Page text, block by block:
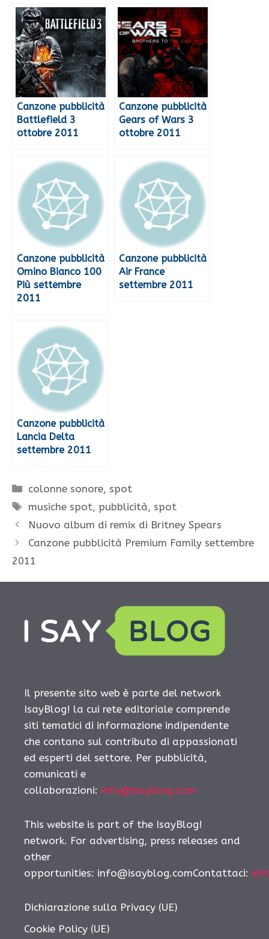
Canzone pubblicità
Battlefield 3
ottobre 2011
Canzone pubblicità
Gears of Wars 3
ottobre 2011
Canzone pubblicità
Omino Bianco 100
Più settembre
2011
Canzone pubblicità
Air France
settembre 2011
Canzone pubblicità
Lancia Delta
settembre 2011
Categorie
colonne sonore,spot
Tag
musiche spot, pubblicità,spot
Nuovo album di remix di Britney Spears
Canzone pubblicità Premium Family settembre
2011
Il presente sito web è parte del network
IsayBlog! la cui rete editoriale comprende
siti tematici di informazione indipendente
che contano sul contributo di appassionati
ed esperti del settore. Per pubblicità,
comunicati e
collaborazioni: info@isayblog.com
This website is part of the IsayBlog!
network. For advertising, press releases and
other
opportunities: info@isayblog.comContattaci:
Dichiarazione sulla Privacy (UE)
Cookie Policy (UE)